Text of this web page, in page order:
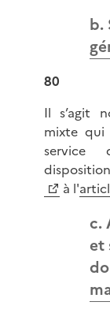
b.
80
Il s’agit
mixte qui
service
à l'
c.
et